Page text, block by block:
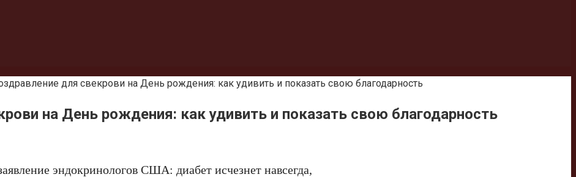
для свекрови на День рождения: как удивить и показать свою благодарность
на День рождения: как удивить и показать свою благодарность
эндокринологов США: диабет исчезнет навсегда,